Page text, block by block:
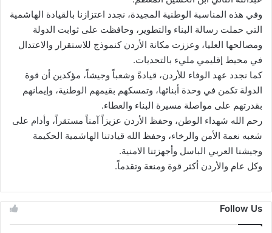
وفي هذه المناسبة الوطنية المجيدة، نجدد اعتزازنا بالقيادة الهاشمية
التي حملت رسالة البناء والتطوير، وحافظت على ثوابت الدولة
ومصالحها العليا، وعززت مكانة الأردن كنموذج للاستقرار والاعتدال
في محيط إقليمي مليء بالتحديات.
كما نجدد عهد الوفاء للأردن، قيادةً وشعباً وجيشاً، مؤكدين أن قوة
الدولة تكمن في وحدة أبنائها، وتمسكهم بقيمهم الوطنية، وإيمانهم
بقدرتهم على مواصلة مسيرة البناء والعطاء.
رحم الله شهداء الوطن، وحفظ الأردن عزيزاً آمناً مستقراً، وأدام على
شعبه نعمة الأمن والرخاء، وحفظ الله قيادتنا الهاشمية الحكيمة
وجيشنا العربي الباسل وأجهزتنا الامنية.
وكل عام والأردن أكثر قوة ومنعة وتقدماً.
Follow Us